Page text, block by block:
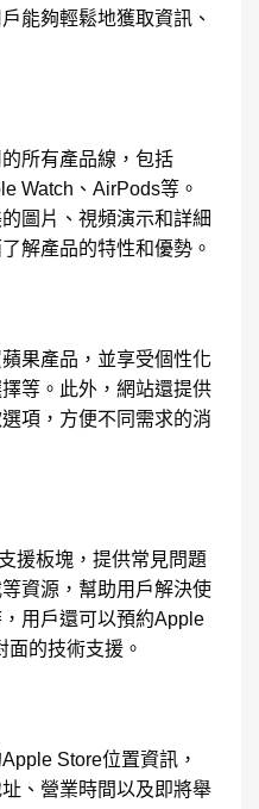
能夠輕鬆地獲取資訊、
所有產品線，包括
Watch、AirPods等。
圖片、視頻演示和詳細
解產品的特性和優勢。
果產品，並享受個性化
等。此外，網站還提供
項，方便不同需求的消
援板塊，提供常見問題
資源，幫助用戶解決使
用戶還可以預約Apple
面的技術支援。
Store位置資訊，
、營業時間以及即將舉